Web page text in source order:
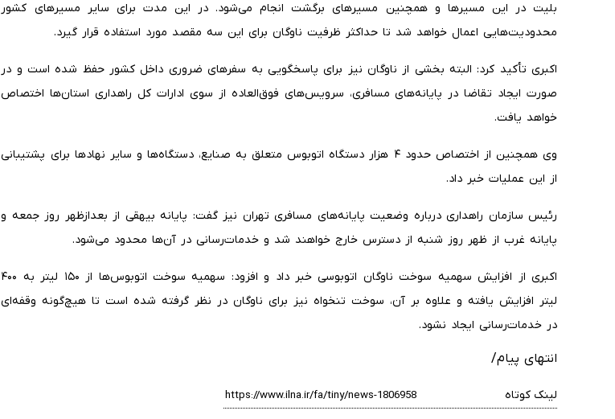
بلیت در این مسیرها و همچنین مسیرهای برگشت انجام می‌شود. در این مدت برای سایر مسیرهای کشور
محدودیت‌هایی اعمال خواهد شد تا حداکثر ظرفیت ناوگان برای این سه مقصد مورد استفاده قرار گیرد.
اکبری تأکید کرد: البته بخشی از ناوگان نیز برای پاسخگویی به سفرهای ضروری داخل کشور حفظ شده است و در
صورت ایجاد تقاضا در پایانه‌های مسافری، سرویس‌های فوق‌العاده از سوی ادارات کل راهداری استان‌ها اختصاص
خواهد یافت.
وی همچنین از اختصاص حدود ۴ هزار دستگاه اتوبوس متعلق به صنایع، دستگاه‌ها و سایر نهادها برای پشتیبانی
از این عملیات خبر داد.
رئیس سازمان راهداری درباره وضعیت پایانه‌های مسافری تهران نیز گفت: پایانه بیهقی از بعدازظهر روز جمعه و
پایانه غرب از ظهر روز شنبه از دسترس خارج خواهند شد و خدمات‌رسانی در آن‌ها محدود می‌شود.
اکبری از افزایش سهمیه سوخت ناوگان اتوبوسی خبر داد و افزود: سهمیه سوخت اتوبوس‌ها از ۱۵۰ لیتر به ۴۰۰
لیتر افزایش یافته و علاوه بر آن، سوخت تنخواه نیز برای ناوگان در نظر گرفته شده است تا هیچ‌گونه وقفه‌ای
در خدمات‌رسانی ایجاد نشود.
انتهای پیام/
لینک کوتاه